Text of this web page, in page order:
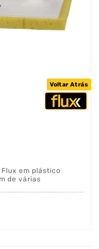
Voltar Atrás
em plástico
de várias